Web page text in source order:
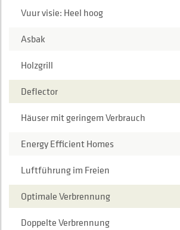
Vuur visie: Heel hoog
Asbak
Holzgrill
Deflector
Häuser mit geringem Verbrauch
Energy Efficient Homes
Luftführung im Freien
Optimale Verbrennung
Doppelte Verbrennung